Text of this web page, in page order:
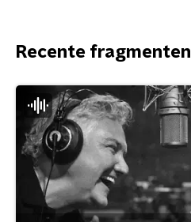
Recente fragmenten